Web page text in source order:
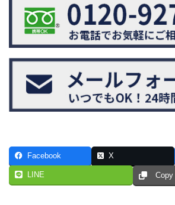
Facebook X
LINE Copy